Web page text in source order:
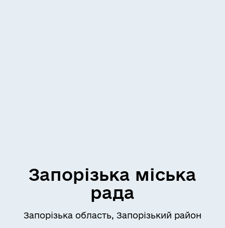
Запорізька міська
рада
Запорізька область, Запорізький район